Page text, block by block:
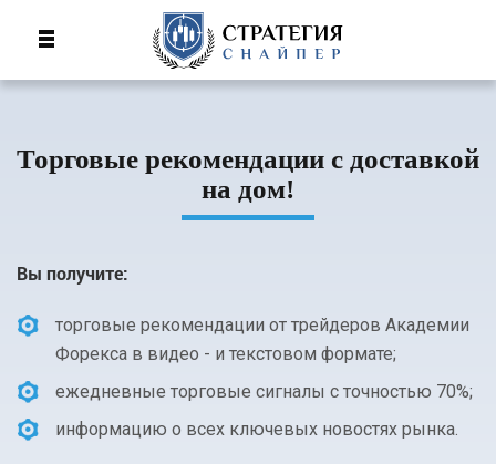
Торговые рекомендации с доставкой
на дом!
Вы получите:
торговые рекомендации от трейдеров Академии
Форекса в видео - и текстовом формате;
ежедневные торговые сигналы с точностью 70%;
информацию о всех ключевых новостях рынка.